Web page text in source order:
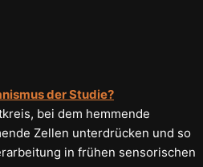
der Studie?
bei dem hemmende
Zellen unterdrücken und so
in frühen sensorischen